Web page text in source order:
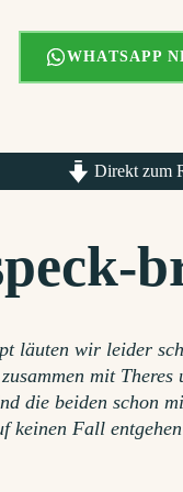
WHATSAPP
Direkt zum
läuten wir leider
mit Theres
die beiden schon
keinen Fall